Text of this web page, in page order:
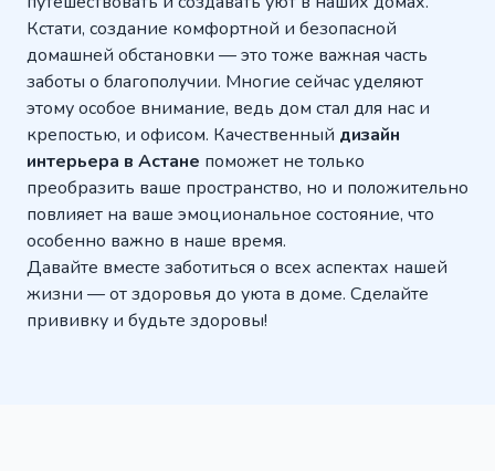
Кстати, создание комфортной и безопасной
домашней обстановки — это тоже важная часть
заботы о благополучии. Многие сейчас уделяют
этому особое внимание, ведь дом стал для нас и
крепостью, и офисом. Качественный дизайн
интерьера в Астане поможет не только
преобразить ваше пространство, но и положительно
повлияет на ваше эмоциональное состояние, что
особенно важно в наше время.
Давайте вместе заботиться о всех аспектах нашей
жизни — от здоровья до уюта в доме. Сделайте
прививку и будьте здоровы!